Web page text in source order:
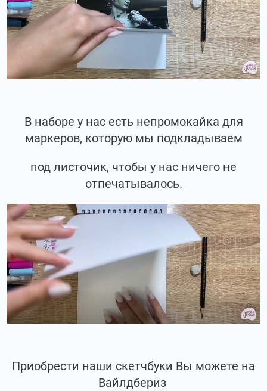
В наборе у нас есть непромокайка для
маркеров, которую мы подкладываем
под листочик, чтобы у нас ничего не
отпечатывалось.
Приобрести наши скетчбуки Вы можете на
Вайлдбериз